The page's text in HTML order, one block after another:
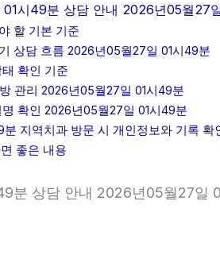
시49분 상담 안내 2026년05월27
할 기본 기준
상담 흐름 2026년05월27일 01시49분
확인 기준
관리 2026년05월27일 01시49분
확인 2026년05월27일 01시49분
지역치과 방문 시 개인정보와 기록 확
좋은 내용
분 상담 안내 2026년05월27일